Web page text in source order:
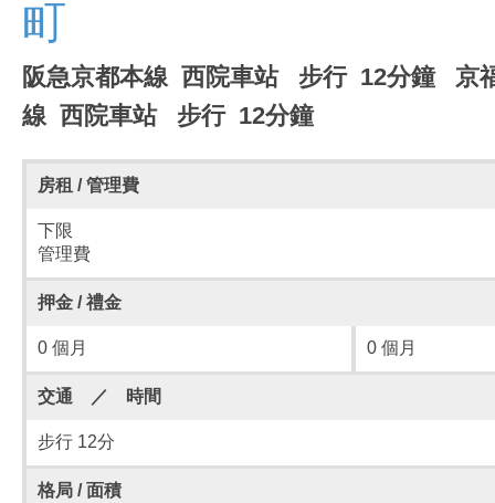
町
阪急京都本線 西院車站 步行 12分鐘 京
線 西院車站 步行 12分鐘
房租 / 管理費
下限
管理費
押金 / 禮金
0 個月 0 個月
交通 ／ 時間
步行 12分
格局 / 面積